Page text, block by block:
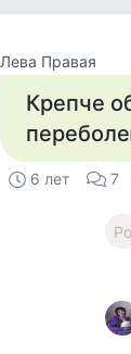
Лева Правая
Крепче
6 лет 7
Ро